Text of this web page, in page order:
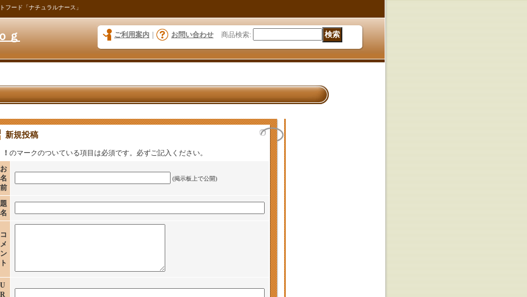
フード「ナチュラルナース」
ｇ ご利用案内 お問い合わせ 商品検索:
新規投稿
！ のマークのついている項目は必須です。必ずご記入ください。
お
名
前
(掲示板上で公開)
題
名
コ
メ
ン
ト
U
R